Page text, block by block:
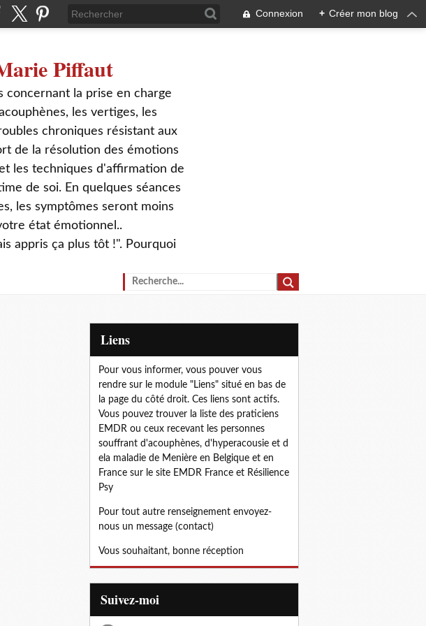
Connexion + Créer mon blog
Piffaut
concernant la prise en charge
les vertiges, les
chroniques résistant aux
de la résolution des émotions
les techniques d'affirmation de
de soi. En quelques séances
les symptômes seront moins
état émotionnel..
appris ça plus tôt !". Pourquoi
Liens
Pour vous informer, vous pouver vous
rendre sur le module "Liens" situé en bas de
la page du côté droit. Ces liens sont actifs.
Vous pouvez trouver la liste des praticiens
EMDR ou ceux recevant les personnes
souffrant d'acouphènes, d'hyperacousie et d
ela maladie de Menière en Belgique et en
France sur le site EMDR France et Résilience
Psy
Pour tout autre renseignement envoyez-
nous un message (contact)
Vous souhaitant, bonne réception
Suivez-moi